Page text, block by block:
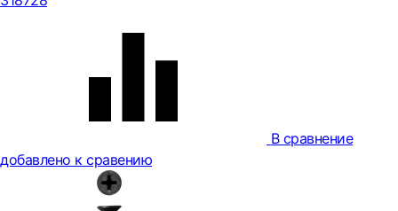
В сравнение
добавлено к сравению